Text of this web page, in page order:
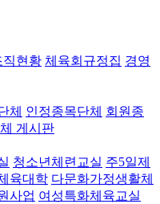
직현황 체육회규정집 경영
체 인정종목단체 회원종
게시판
청소년체련교실 주5일제
육대학 다문화가정생활체
사업 여성특화체육교실